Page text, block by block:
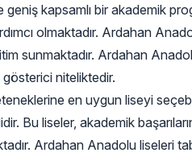
kapsamlı bir akademik
olmaktadır. Ardahan
sunmaktadır. Ardahan
niteliktedir.
en uygun liseyi
Bu liseler, akademik
Ardahan Anadolu liseleri